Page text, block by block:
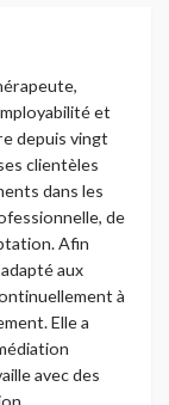
et
depuis vingt
clientèles
dans les
de
Afin
aux
à
Elle a
avec des